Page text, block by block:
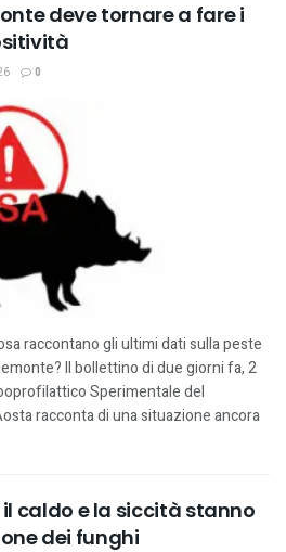
deve tornare a fare i
0
raccontano gli ultimi dati sulla peste
Il bollettino di due giorni fa, 2
Sperimentale del
racconta di una situazione ancora
caldo e la siccità stanno
dei funghi